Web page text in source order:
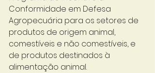
Conformidade em Defesa
Agropecuária para os setores de
produtos de origem animal,
comestíveis e não comestíveis, e
de produtos destinados à
alimentação animal.